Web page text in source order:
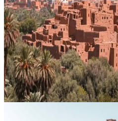
8 giorni di viaggio da
Merzouga
Un itinerario di 8 giorni durante la
del Marocco, con partenza da
Sahara. Il viaggio attraversa l’Alto
Su richiesta
Merzouga, Marocco